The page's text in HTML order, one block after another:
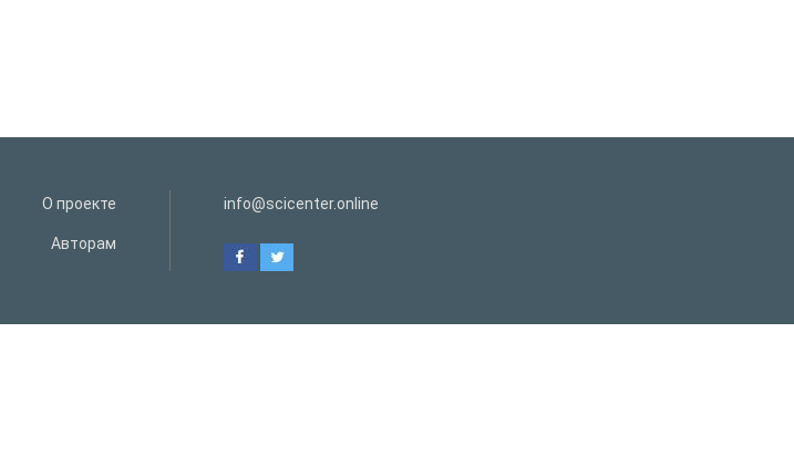
О проекте
Авторам
info@scicenter.online